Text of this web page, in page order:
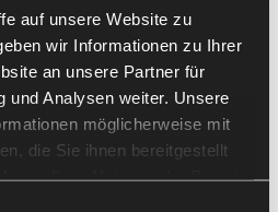
auf unsere Website zu
wir Informationen zu Ihrer
an unsere Partner für
und Analysen weiter. Unsere
möglicherweise mit
die Sie ihnen bereitgestellt
Ihrer Nutzung der Dienste
Alexander Trost, director
GmbH & Co. KG
es que las máquinas
que se alivia la carga de trabajo
componentes de precisión
y máquinas especiales,
y medianas. La empresa